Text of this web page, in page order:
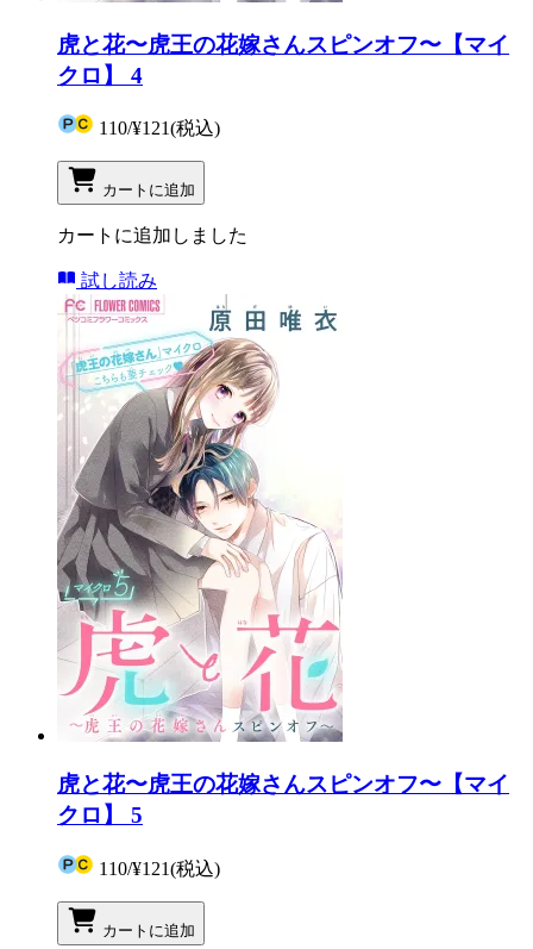
虎と花〜虎王の花嫁さんスピンオフ〜【マイ
クロ】 4
110/¥121(税込)
カートに追加
カートに追加しました
試し読み
虎と花〜虎王の花嫁さんスピンオフ〜【マイ
クロ】 5
110/¥121(税込)
カートに追加